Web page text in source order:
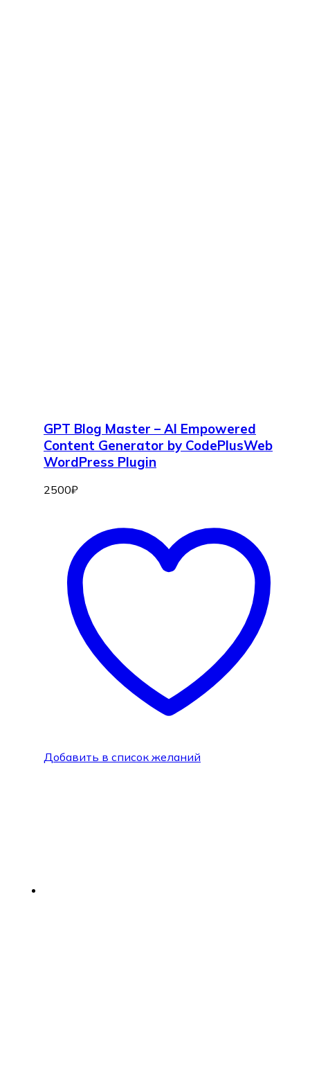
GPT Blog Master – AI Empowered
Content Generator by CodePlusWeb
WordPress Plugin
2500₽
Добавить в список желаний